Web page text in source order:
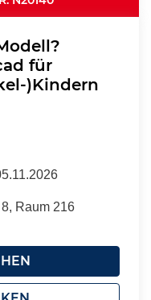
für
)Kindern
Raum 216